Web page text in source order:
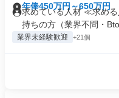
年俸450万円～650万円
求めている人材 ≪求め
持ちの方（業界不問・
業界未経験歓迎 +21個